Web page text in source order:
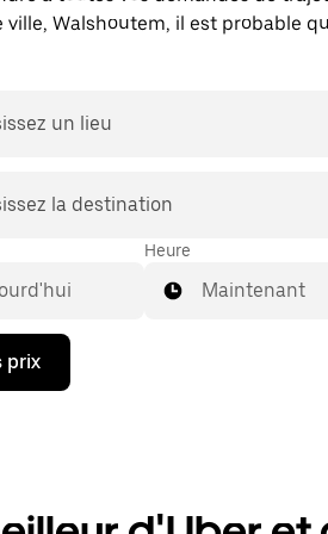
Walshoutem, il est probable
relation avec un chauffeur de taxi.
abordables et de la même
7/j) qu'avec UberX.
un lieu
la destination
Heure
Maintenant
prix